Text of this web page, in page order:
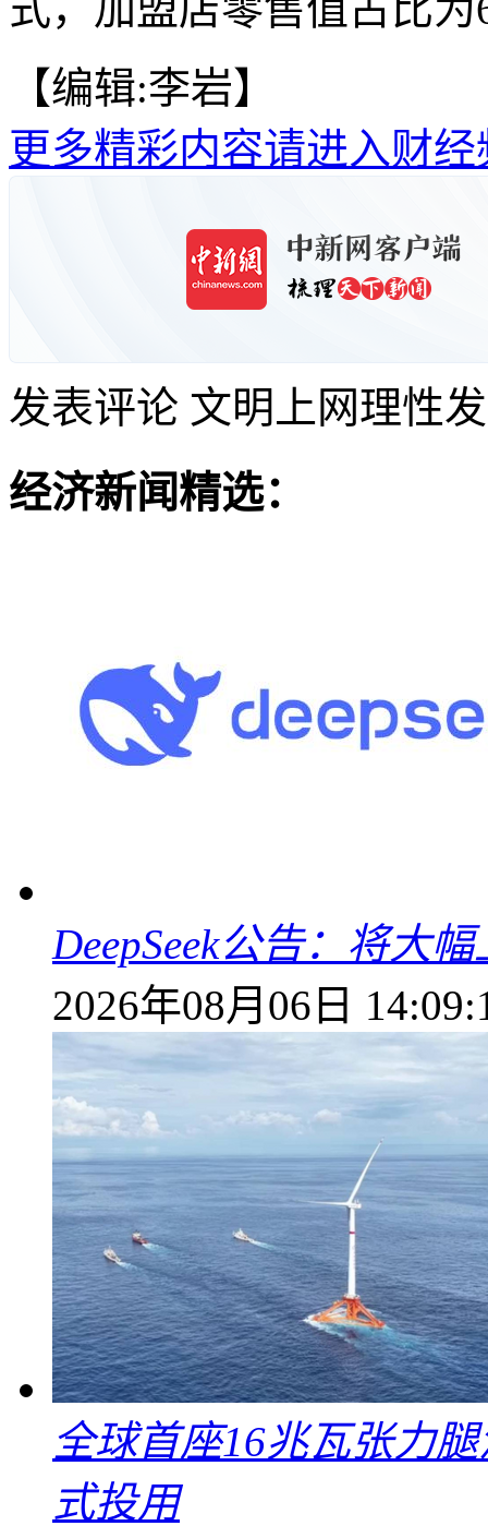
式，加盟店零售值占比为
【编辑:李岩】
更多精彩内容请进入财经
发表评论 文明上网理性
经济新闻精选：
DeepSeek公告：将大
2026年08月06日
全球首座16兆瓦张力
式投用